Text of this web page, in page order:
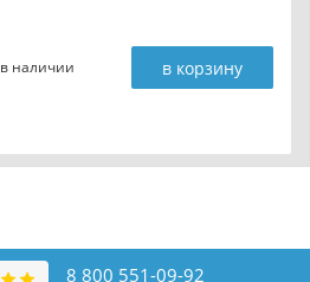
в наличии в корзину
8 800 551-09-92